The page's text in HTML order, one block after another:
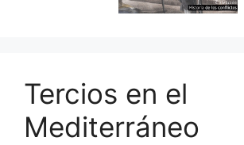
Tercios en el
Mediterráneo